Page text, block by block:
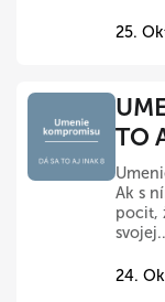
25.
TO
Ak s
pocit,
24.